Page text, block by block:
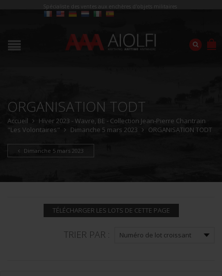
Spécialiste des ventes aux enchères d'objets militaires
ORGANISATION TODT
Accueil
Hiver 2023 - Wavre, BE - Collection Jean-Pierre Chantrain
"Les Volontaires"
Dimanche 5 mars 2023 ORGANISATION TODT
Dimanche 5 mars 2023
TÉLÉCHARGER LES LOTS DE CETTE PAGE
TRIER PAR :